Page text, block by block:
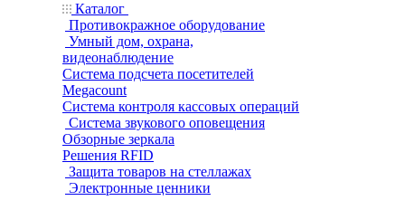
Каталог
Противокражное оборудование
Умный дом, охрана,
видеонаблюдение
Система подсчета посетителей
Megacount
Система контроля кассовых операций
Система звукового оповещения
Обзорные зеркала
Решения RFID
Защита товаров на стеллажах
Электронные ценники